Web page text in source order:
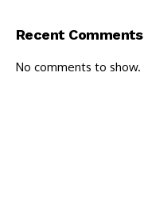
Recent Comments
No comments to show.